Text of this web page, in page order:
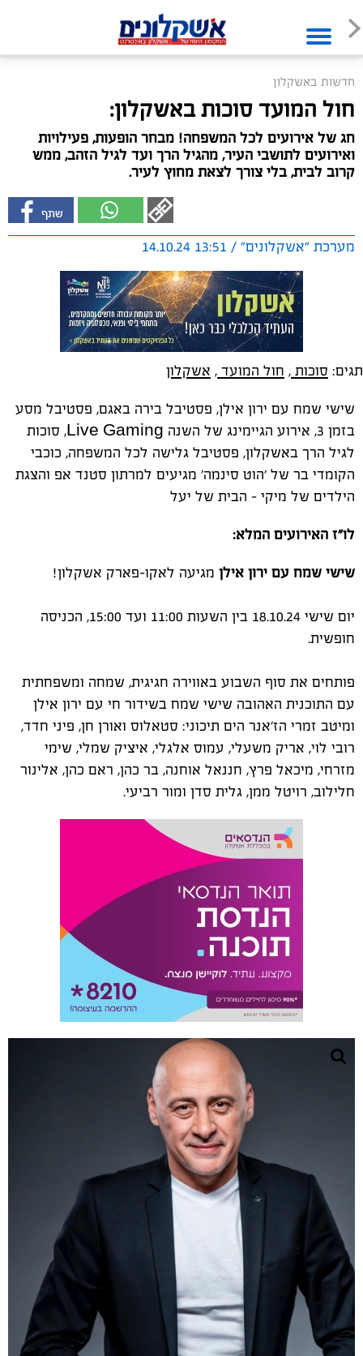
חדשות באשקלון
חול המועד סוכות באשקלון:
חג של אירועים לכל המשפחה! מבחר הופעות, פעילויות
ואירועים לתושבי העיר, מהגיל הרך ועד לגיל הזהב, ממש
קרוב לבית, בלי צורך לצאת מחוץ לעיר.
מערכת "אשקלונים" / 13:51 14.10.24
תגים: סוכות , חול המועד , אשקלון
שישי שמח עם ירון אילן, פסטיבל בירה באגם, פסטיבל מסע
בזמן 3, אירוע הגיימינג של השנה Live Gaming, סוכות
לגיל הרך באשקלון, פסטיבל גלישה לכל המשפחה, כוכבי
הקומדי בר של 'הוט סינמה' מגיעים למרתון סטנד אפ והצגת
הילדים של מיקי - הבית של יעל
לו"ז האירועים המלא:
שישי שמח עם ירון אילן מגיעה לאקו-פארק אשקלון!
יום שישי 18.10.24 בין השעות 11:00 ועד 15:00, הכניסה
חופשית.
פותחים את סוף השבוע באווירה חגיגית, שמחה ומשפחתית
עם התוכנית האהובה שישי שמח בשידור חי עם ירון אילן
ומיטב זמרי הז׳אנר הים תיכוני: סטאלוס ואורן חן, פיני חדד,
רובי לוי, אריק משעלי, עמוס אלגלי, איציק שמלי, שימי
מזרחי, מיכאל פרץ, חננאל אוחנה, בר כהן, ראם כהן, אלינור
חלילוב, רויטל ממן, גלית סדן ומור רביעי.